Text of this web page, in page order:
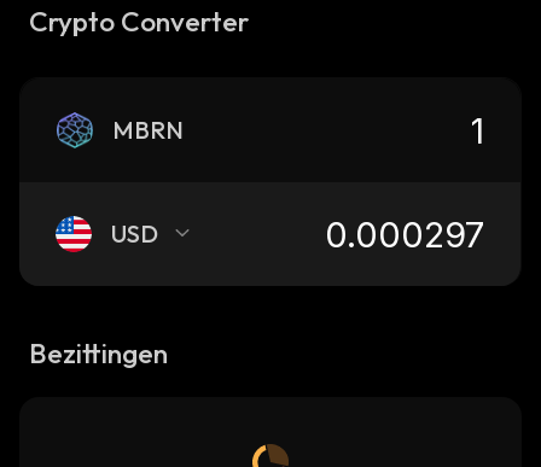
Crypto Converter
MBRN
USD
Bezittingen